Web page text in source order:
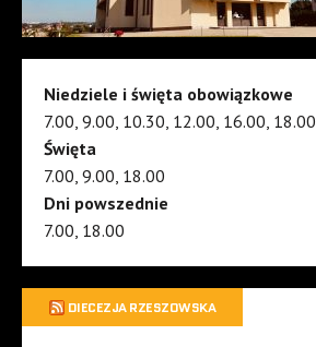
Niedziele i święta obowiązkowe
7.00, 9.00, 10.30, 12.00, 16.00, 18.00
Święta
7.00, 9.00, 18.00
Dni powszednie
7.00, 18.00
DIECEZJA RZESZOWSKA